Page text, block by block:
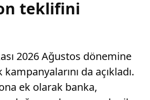
teklifini
2026 Ağustos dönemine
da açıkladı.
ek olarak banka,